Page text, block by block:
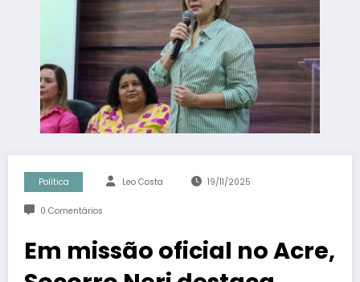
Política Leo Costa 19/11/2025
0 Comentários
Em missão oficial no Acre,